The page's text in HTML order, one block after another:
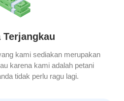
Terjangkau
kami sediakan merupakan
karena kami adalah petani
tidak perlu ragu lagi.